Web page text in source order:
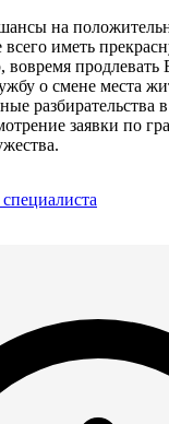
на
иметь
вовремя
о смене места
разбирательства
заявки по